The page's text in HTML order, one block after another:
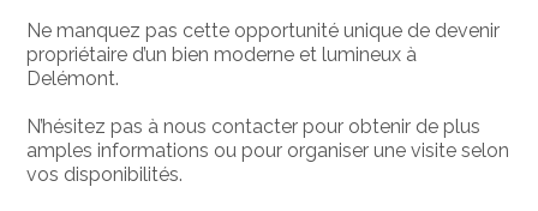
Ne manquez pas cette opportunité unique de devenir
propriétaire d’un bien moderne et lumineux à
Delémont.
N’hésitez pas à nous contacter pour obtenir de plus
amples informations ou pour organiser une visite selon
vos disponibilités.